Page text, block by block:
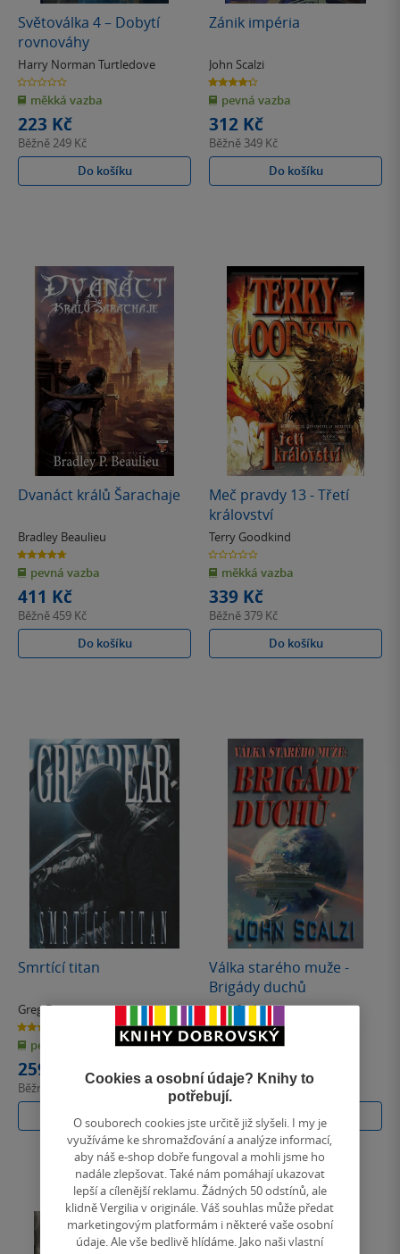
Světoválka 4 – Dobytí
rovnováhy
Harry Norman Turtledove
0.0
z
5
hvězdiček
měkká vazba
223 Kč
Běžně249 Kč
Do košíku
Zánik impéria
John Scalzi
4.3
z
5
hvězdiček
pevná vazba
312 Kč
Běžně 349 Kč
Do košíku
Dvanáct králů Šarachaje
Bradley Beaulieu
4.7
z
5
hvězdiček
pevná vazba
411 Kč
Běžně459 Kč
Do košíku
Meč pravdy 13 - Třetí
království
Terry Goodkind
0.0
z
5
hvězdiček
měkká vazba
339 Kč
Běžně 379 Kč
Do košíku
Smrtící titan
Greg Bear
4.0
z
5
hvězdiček
pevná vazba
259 Kč
Běžně
Do košíku
Válka starého muže -
Brigády duchů
John Scalzi
0.0
z
5 pevná vazba
268 Kč
Běžně 299 Kč
Do košíku
Cookies a osobní údaje? Knihy to
potřebují.
O souborech cookies jste určitě již slyšeli. I my je
využíváme ke shromažďování a analýze informací,
aby náš e-shop dobře fungoval a mohli jsme ho
nadále zlepšovat. Také nám pomáhají ukazovat
lepší a cílenější reklamu. Žádných 50 odstínů, ale
klidně Vergilia v originále. Váš souhlas může předat
marketingovým platformám i některé vaše osobní
údaje. Ale vše bedlivě hlídáme. Jako naši vlastní